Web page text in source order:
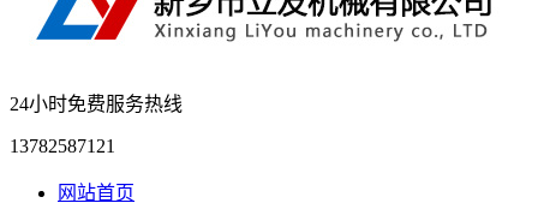
24小时免费服务热线
13782587121
网站首页